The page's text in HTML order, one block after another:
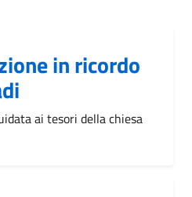
in ricordo
ai tesori della chiesa